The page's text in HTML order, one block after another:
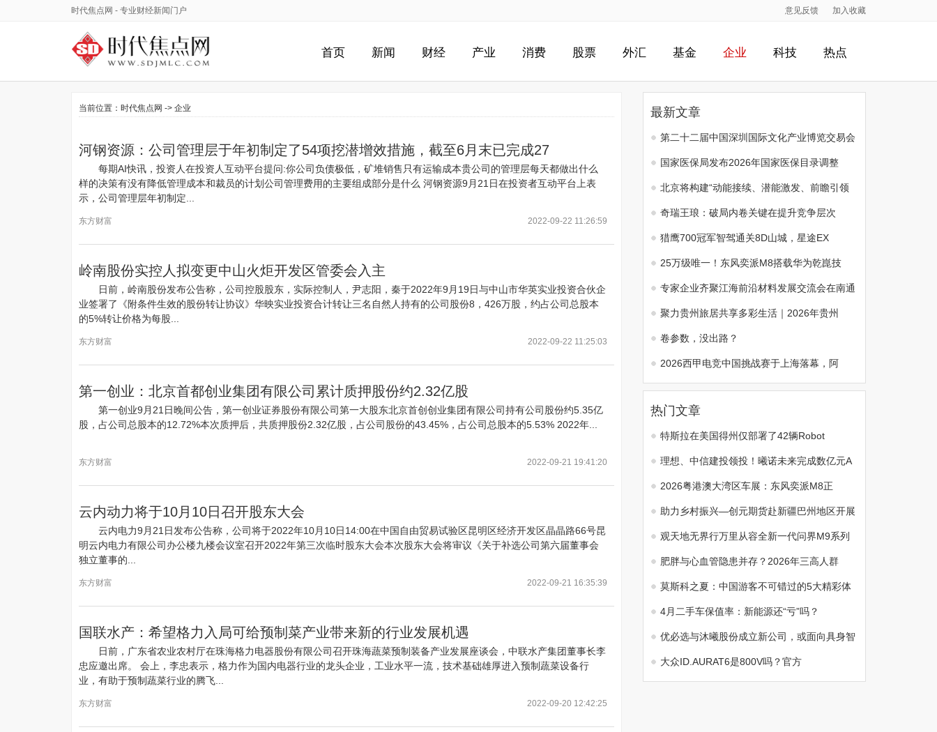
时代焦点网 - 专业财经新闻门户 加入收藏
意见反馈
首页 新闻 财经 产业 消费 股票 外汇 基金 企业 科技 热点
当前位置： 时代焦点网 -> 企业
河钢资源：公司管理层于年初制定了54项挖潜增效措施，截至6月末已完成27
每期AI快讯，投资人在投资人互动平台提问:你公司负债极低，矿堆销售只有运输成本贵公司的管理层每天都做出什么
样的决策有没有降低管理成本和裁员的计划公司管理费用的主要组成部分是什么 河钢资源9月21日在投资者互动平台上表
示，公司管理层年初制定...
东方财富 2022-09-22 11:26:59
岭南股份实控人拟变更中山火炬开发区管委会入主
日前，岭南股份发布公告称，公司控股股东，实际控制人，尹志阳，秦于2022年9月19日与中山市华英实业投资合伙企
业签署了《附条件生效的股份转让协议》华映实业投资合计转让三名自然人持有的公司股份8，426万股，约占公司总股本
的5%转让价格为每股...
东方财富 2022-09-22 11:25:03
第一创业：北京首都创业集团有限公司累计质押股份约2.32亿股
第一创业9月21日晚间公告，第一创业证券股份有限公司第一大股东北京首创创业集团有限公司持有公司股份约5.35亿
股，占公司总股本的12.72%本次质押后，共质押股份2.32亿股，占公司股份的43.45%，占公司总股本的5.53% 2022年...
东方财富 2022-09-21 19:41:20
云内动力将于10月10日召开股东大会
云内电力9月21日发布公告称，公司将于2022年10月10日14:00在中国自由贸易试验区昆明区经济开发区晶晶路66号昆
明云内电力有限公司办公楼九楼会议室召开2022年第三次临时股东大会本次股东大会将审议《关于补选公司第六届董事会
独立董事的...
东方财富 2022-09-21 16:35:39
国联水产：希望格力入局可给预制菜产业带来新的行业发展机遇
日前，广东省农业农村厅在珠海格力电器股份有限公司召开珠海蔬菜预制装备产业发展座谈会，中联水产集团董事长李
忠应邀出席。 会上，李忠表示，格力作为国内电器行业的龙头企业，工业水平一流，技术基础雄厚进入预制蔬菜设备行
业，有助于预制蔬菜行业的腾飞...
东方财富 2022-09-20 12:42:25
最新文章
第二十二届中国深圳国际文化产业博览交易会
国家医保局发布2026年国家医保目录调整
北京将构建“动能接续、潜能激发、前瞻引领
奇瑞王琅：破局内卷关键在提升竞争层次
猎鹰700冠军智驾通关8D山城，星途EX
25万级唯一！东风奕派M8搭载华为乾崑技
专家企业齐聚江海前沿材料发展交流会在南通
聚力贵州旅居共享多彩生活｜2026年贵州
卷参数，没出路？
2026西甲电竞中国挑战赛于上海落幕，阿
热门文章
特斯拉在美国得州仅部署了42辆Robot
理想、中信建投领投！曦诺未来完成数亿元A
2026粤港澳大湾区车展：东风奕派M8正
助力乡村振兴—创元期货赴新疆巴州地区开展
观天地无界行万里从容全新一代问界M9系列
肥胖与心血管隐患并存？2026年三高人群
莫斯科之夏：中国游客不可错过的5大精彩体
4月二手车保值率：新能源还“亏”吗？
优必选与沐曦股份成立新公司，或面向具身智
大众ID.AURAT6是800V吗？官方